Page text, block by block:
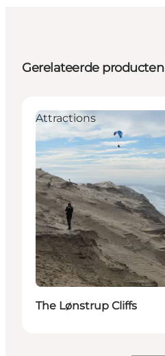
Gerelateerde producten
Attractions
The Lønstrup Cliffs